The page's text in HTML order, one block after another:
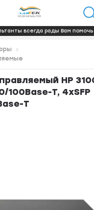
всегда рады Вам помочь
HP
100Base-T, 4xSFP
T